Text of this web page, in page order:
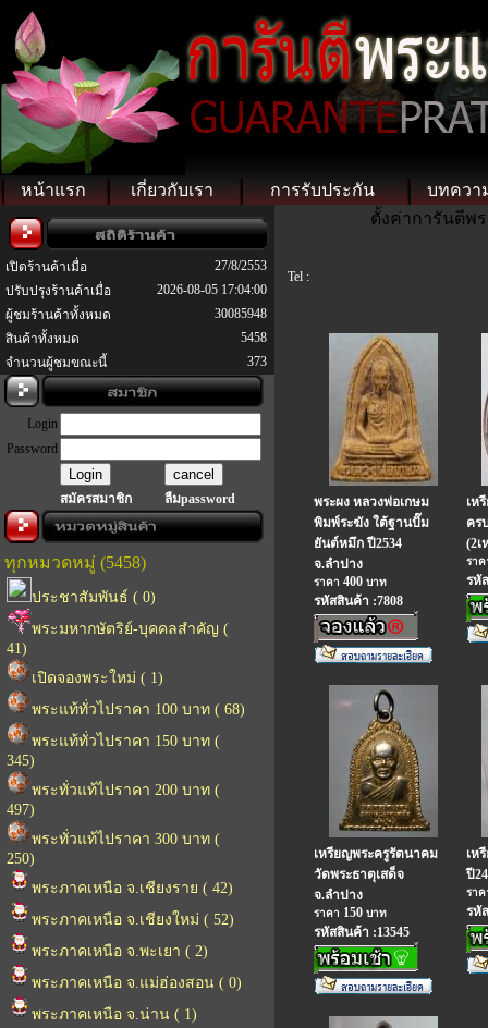
หน้าแรก เกี่ยวกับเรา การรับประกัน บทควา
เปิดร้านค้าเมื่อ
27/8/2553
ปรับปรุงร้านค้าเมื่อ
2026-08-05 17:04:00
ผู้ชมร้านค้าทั้งหมด
30085948
สินค้าทั้งหมด
5458
จำนวนผู้ชมขณะนี้
373
Login
Password
สมัครสมาชิก ลืมpassword
ทุกหมวดหมู่ (5458)
ประชาสัมพันธ์ ( 0)
พระมหากษัตริย์-บุคคลสำคัญ (
41)
เปิดจองพระใหม่ ( 1)
พระแท้ทั่วไปราคา 100 บาท ( 68)
พระแท้ทั่วไปราคา 150 บาท (
345)
พระทั่วแท้ไปราคา 200 บาท (
497)
พระทั่วแท้ไปราคา 300 บาท (
250)
พระภาคเหนือ จ.เชียงราย ( 42)
พระภาคเหนือ จ.เชียงใหม่ ( 52)
พระภาคเหนือ จ.พะเยา ( 2)
พระภาคเหนือ จ.แม่ฮ่องสอน ( 0)
พระภาคเหนือ จ.น่าน ( 1)
ตั้งค่าการันตีพร
Tel :
พระผง หลวงพ่อเกษม
พิมพ์ระฆัง ใต้ฐานปั๊ม
ยันต์หมึก ปี2534
จ.ลำปาง
ราคา 400 บาท
รหัสสินค้า :7808
เห
คร
(2เ
รา
รหั
เหรียญพระครูรัตนาคม
วัดพระธาตุเสด็จ
จ.ลำปาง
ราคา 150 บาท
รหัสสินค้า :13545
เห
ปี
รา
รหั